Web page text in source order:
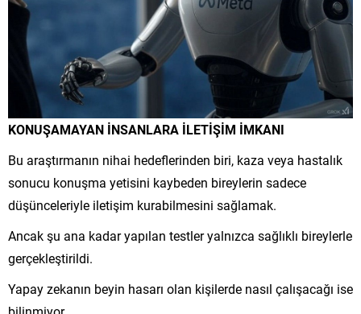
KONUŞAMAYAN İNSANLARA İLETİŞİM İMKANI
Bu araştırmanın nihai hedeflerinden biri, kaza veya hastalık
sonucu konuşma yetisini kaybeden bireylerin sadece
düşünceleriyle iletişim kurabilmesini sağlamak.
Ancak şu ana kadar yapılan testler yalnızca sağlıklı bireylerle
gerçekleştirildi.
Yapay zekanın beyin hasarı olan kişilerde nasıl çalışacağı ise